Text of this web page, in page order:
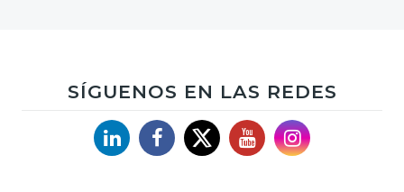
SÍGUENOS EN LAS REDES
LinkedinFacebook
X YouTubeInstagram